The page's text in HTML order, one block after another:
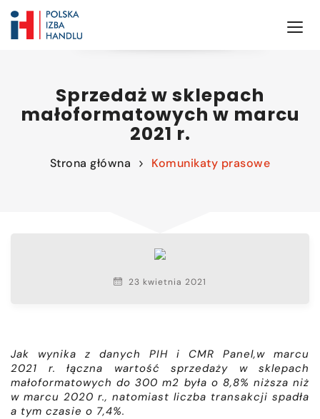
Sprzedaż w sklepach
małoformatowych w marcu
2021 r.
Strona główna Komunikaty prasowe
23 kwietnia 2021
Jak wynika z danych PIH i CMR Panel,w marcu
2021 r. łączna wartość sprzedaży w sklepach
małoformatowych do 300 m2 była o 8,8% niższa niż
w marcu 2020 r., natomiast liczba transakcji spadła
a tym czasie o 7,4%.